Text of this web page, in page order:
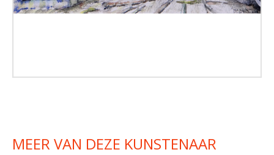
MEER VAN DEZE KUNSTENAAR